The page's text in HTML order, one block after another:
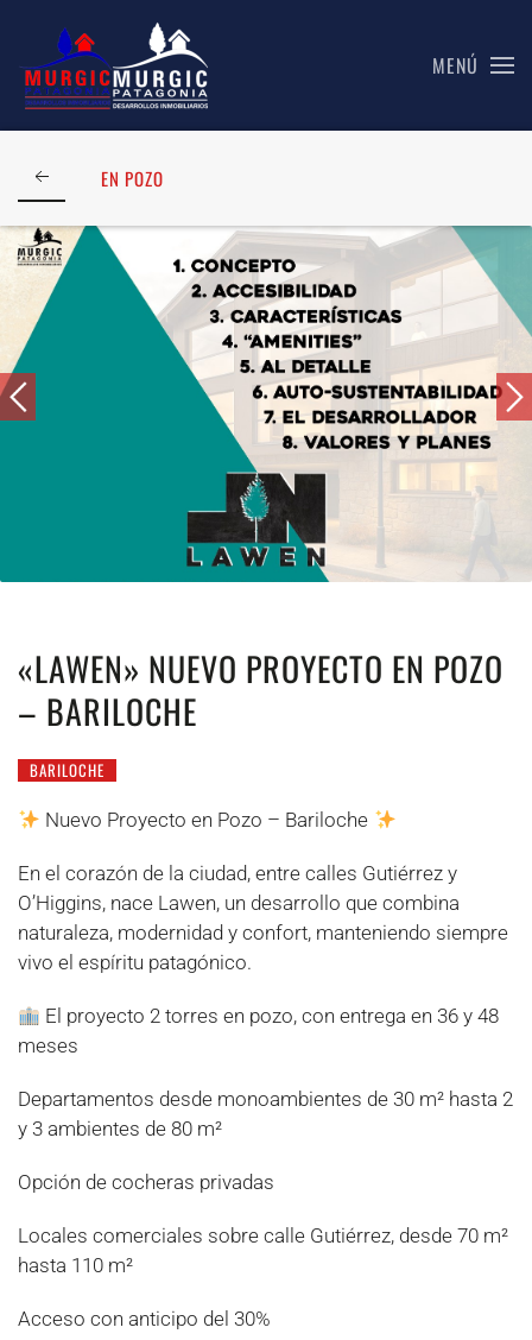
Skip to main content MENÚ
EN POZO
«LAWEN» NUEVO PROYECTO EN POZO
– BARILOCHE
BARILOCHE
Nuevo Proyecto en Pozo – Bariloche
En el corazón de la ciudad, entre calles Gutiérrez y
O’Higgins, nace Lawen, un desarrollo que combina
naturaleza, modernidad y confort, manteniendo siempre
vivo el espíritu patagónico.
El proyecto 2 torres en pozo, con entrega en 36 y 48
meses
Departamentos desde monoambientes de 30 m² hasta 2
y 3 ambientes de 80 m²
Opción de cocheras privadas
Locales comerciales sobre calle Gutiérrez, desde 70 m²
hasta 110 m²
Acceso con anticipo del 30%